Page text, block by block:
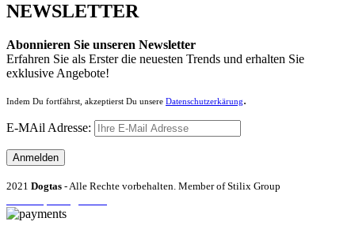
NEWSLETTER
Abonnieren Sie unseren Newsletter
Erfahren Sie als Erster die neuesten Trends und erhalten Sie
exklusive Angebote!
Indem Du fortfährst, akzeptierst Du unsere Datenschutzerkärung.
E-MAil Adresse:
2021 Dogtas - Alle Rechte vorbehalten. Member of Stilix Group